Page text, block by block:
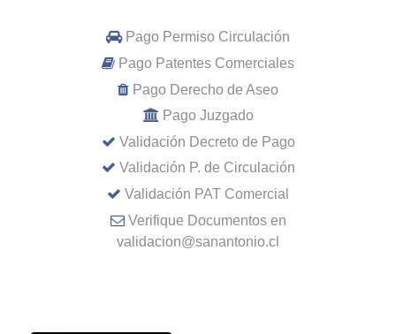
Pago Permiso Circulación
Pago Patentes Comerciales
Pago Derecho de Aseo
Pago Juzgado
Validación Decreto de Pago
Validación P. de Circulación
Validación PAT Comercial
Verifique Documentos en
validacion@sanantonio.cl